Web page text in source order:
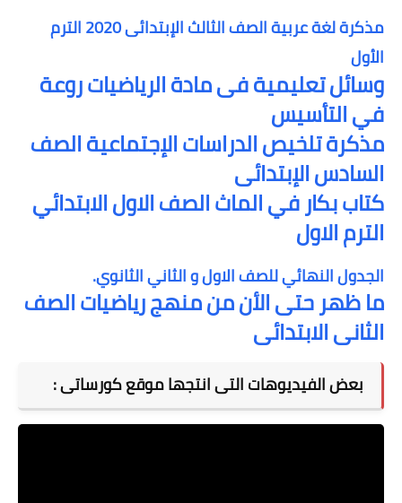
مذكرة لغة عربية الصف الثالث الإبتدائى 2020 الترم
الأول
وسائل تعليمية فى مادة الرياضيات روعة
في التأسيس
مذكرة تلخيص الدراسات الإجتماعية الصف
السادس الإبتدائى
كتاب بكار في الماث الصف الاول الابتدائي
الترم الاول
الجدول النهائي للصف الاول و الثاني الثانوي.
ما ظهر حتى الأن من منهج رياضيات الصف
الثانى الابتدائى
بعض الفيديوهات التى انتجها موقع كورساتى :